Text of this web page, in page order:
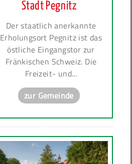
Stadt Pegnitz
Der staatlich anerkannte
Erholungsort Pegnitz ist das
östliche Eingangstor zur
Fränkischen Schweiz. Die
Freizeit- und...
zur Gemeinde